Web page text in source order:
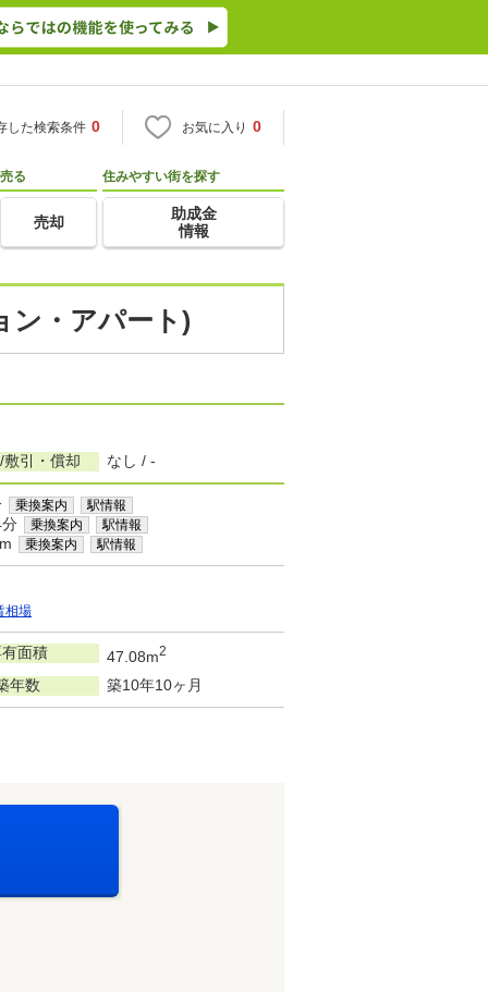
した検索条件 0 お気に入り 0
売る
売却
住みやすい街を探す
助成金
情報
ン・アパート)
敷引・償却 なし / -
乗換案内 駅情報
乗換案内 駅情報
乗換案内 駅情報
相場
面積 47.08m2
年数 築10年10ヶ月